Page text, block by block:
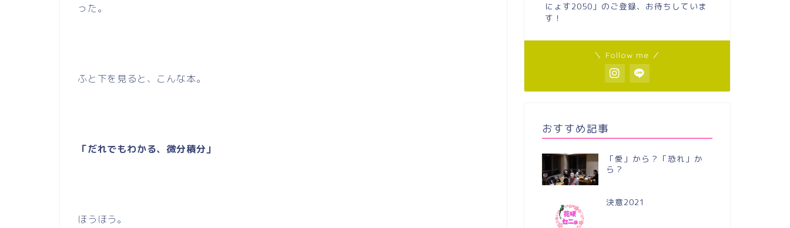
った。
ふと下を見ると、こんな本。
「だれでもわかる、微分積分」
ほうほう。
にょす2050」のご登録、お待ちしていま
す！
＼ Follow me ／
おすすめ記事
「愛」から？「恐れ」か
ら？
決意2021